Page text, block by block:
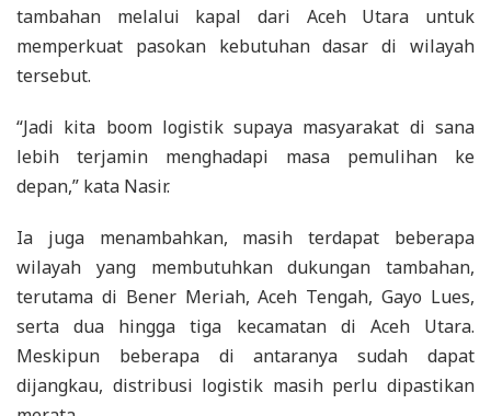
tambahan melalui kapal dari Aceh Utara untuk
memperkuat pasokan kebutuhan dasar di wilayah
tersebut.
“Jadi kita boom logistik supaya masyarakat di sana
lebih terjamin menghadapi masa pemulihan ke
depan,” kata Nasir.
Ia juga menambahkan, masih terdapat beberapa
wilayah yang membutuhkan dukungan tambahan,
terutama di Bener Meriah, Aceh Tengah, Gayo Lues,
serta dua hingga tiga kecamatan di Aceh Utara.
Meskipun beberapa di antaranya sudah dapat
dijangkau, distribusi logistik masih perlu dipastikan